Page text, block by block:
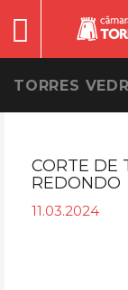
TORRES
CORTE DE
REDONDO
11.03.2024